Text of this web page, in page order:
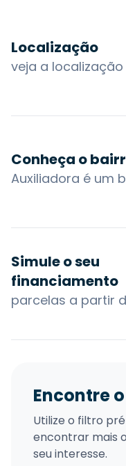
Localização
veja a
Conheça o
Simule o seu
financiamento
parcelas a partir
Encontre
Utilize o filtro
encontrar mais
seu interesse.